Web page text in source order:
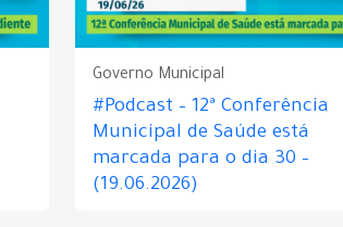
Governo Municipal
#Podcast – 12ª Conferência
Municipal de Saúde está
marcada para o dia 30 –
(19.06.2026)